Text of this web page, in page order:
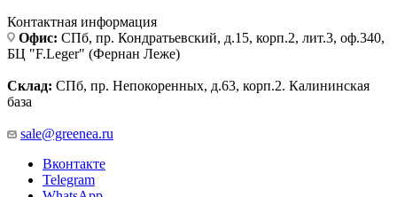
Контактная информация
Офис: СПб, пр. Кондратьевский, д.15, корп.2, лит.3, оф.340,
БЦ "F.Leger" (Фернан Леже)
Склад: СПб, пр. Непокоренных, д.63, корп.2. Калининская
база
sale@greenea.ru
Вконтакте
Telegram